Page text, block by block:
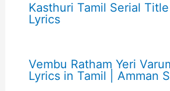
Kasthuri Tamil Serial
Lyrics
Vembu Ratham Yeri
Lyrics in Tamil | Amman